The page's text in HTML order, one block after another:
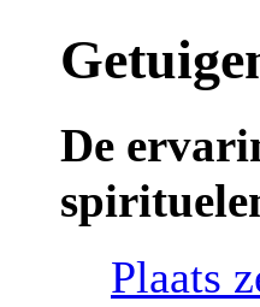
De
Plaats